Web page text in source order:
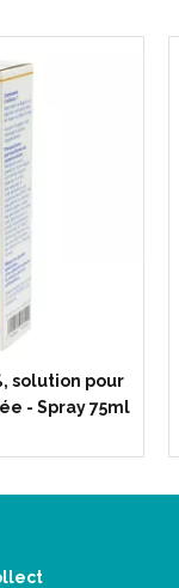
solution pour
- Spray 75ml